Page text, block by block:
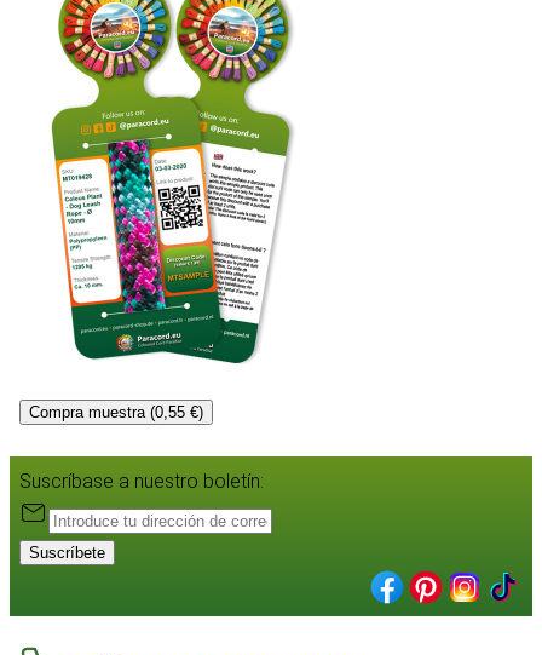
Compra muestra (0,55 €)
Suscríbase a nuestro boletín:
Suscríbete